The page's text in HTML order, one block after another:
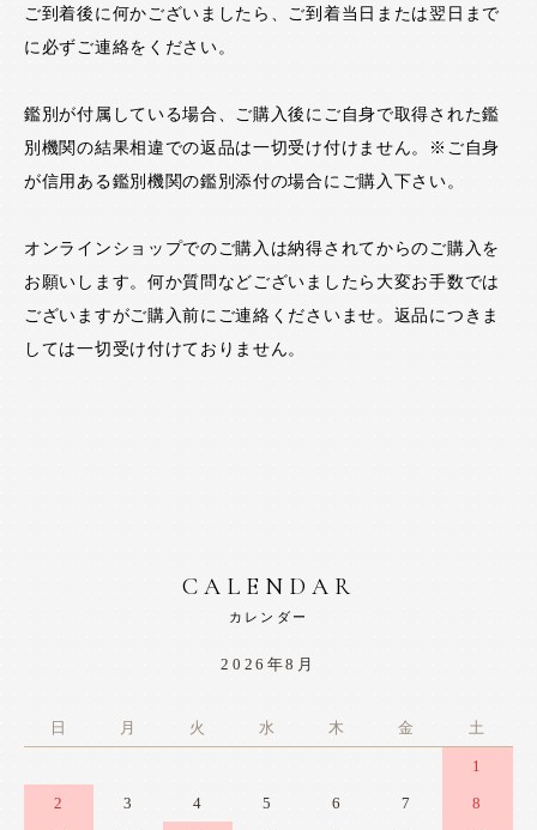
ご到着後に何かございましたら、ご到着当日または翌日まで
に必ずご連絡をください。
鑑別が付属している場合、ご購入後にご自身で取得された鑑
別機関の結果相違での返品は一切受け付けません。※ご自身
が信用ある鑑別機関の鑑別添付の場合にご購入下さい。
オンラインショップでのご購入は納得されてからのご購入を
お願いします。何か質問などございましたら大変お手数では
ございますがご購入前にご連絡くださいませ。返品につきま
しては一切受け付けておりません。
CALENDAR
カレンダー
2026年8月
日 月 火 水 木 金 土
1
2 3 4 5 6 7 8